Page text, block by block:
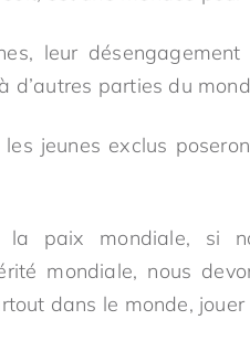
leur
d’autres parties du
jeunes exclus
la paix mondiale, si
mondiale, nous
dans le monde,